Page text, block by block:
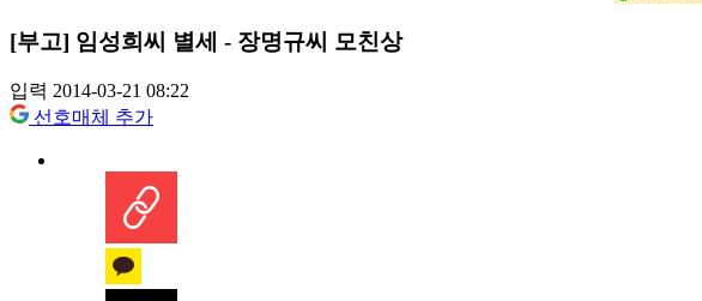
[부고] 임성희씨 별세 - 장명규씨 모친상
입력 2014-03-21 08:22
선호매체 추가